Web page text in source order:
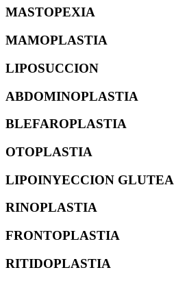
MASTOPEXIA
MAMOPLASTIA
LIPOSUCCION
ABDOMINOPLASTIA
BLEFAROPLASTIA
OTOPLASTIA
LIPOINYECCION GLUTEA
RINOPLASTIA
FRONTOPLASTIA
RITIDOPLASTIA